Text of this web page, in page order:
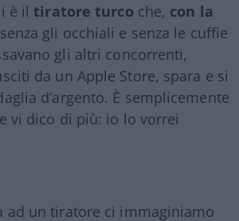
è iltiratore turco che, con la
gli occhiali e senza le cuffie
gli altri concorrenti,
da un Apple Store, spara e si
d’argento. È semplicemente
vi dico di più: io lo vorrei
ad un tiratore ci immaginiamo